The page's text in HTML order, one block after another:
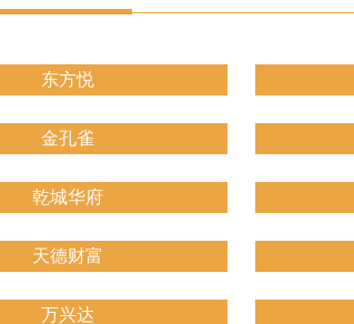
东方悦
金孔雀
乾城华府
天德财富
万兴达